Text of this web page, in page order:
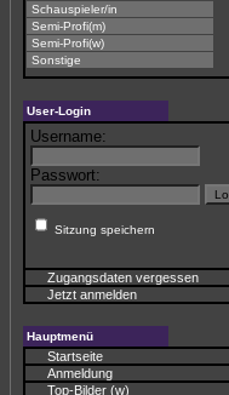
Schauspieler/in
Semi-Profi(m)
Semi-Profi(w)
Sonstige
User-Login
Username:
Passwort:
Sitzung speichern
Zugangsdaten vergessen
Jetzt anmelden
Hauptmenü
Startseite
Anmeldung
Top-Bilder (w)